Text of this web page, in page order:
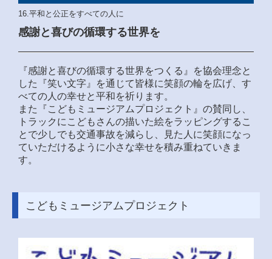
16.平和と公正をすべての人に
感謝と喜びの循環する世界を
『感謝と喜びの循環する世界をつくる』を協会理念と
した『笑い文字』を通じて皆様に笑顔の輪を広げ、す
べての人の幸せと平和を祈ります。
また『こどもミュージアムプロジェクト』の賛同し、
トラックにこどもさんの描いた絵をラッピングするこ
とで少しでも交通事故を減らし、見た人に笑顔になっ
ていただけるように小さな幸せを積み重ねていきま
す。
こどもミュージアムプロジェクト